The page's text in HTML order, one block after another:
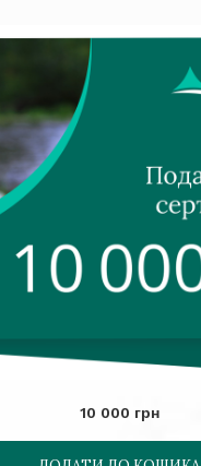
10 000 грн